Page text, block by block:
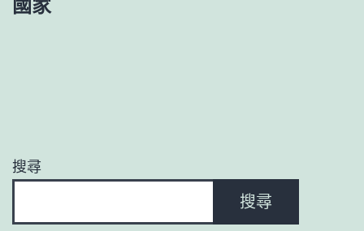
國家
搜尋
搜尋